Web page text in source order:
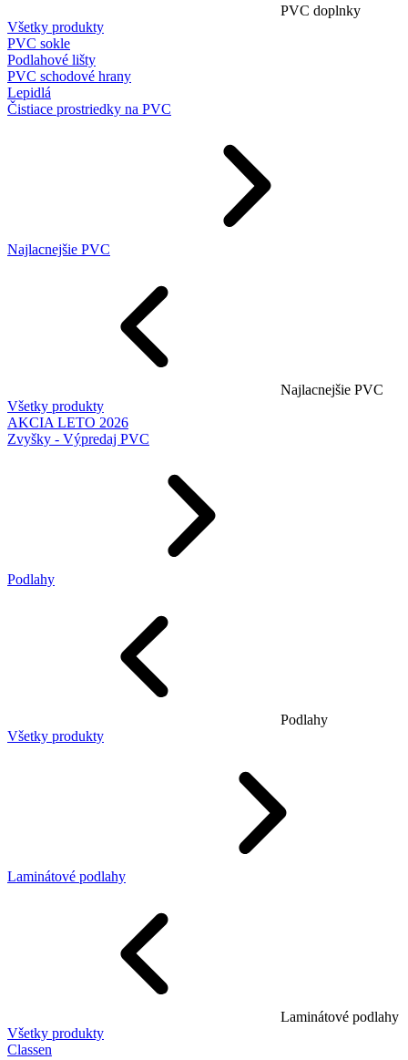
PVC doplnky
Všetky produkty
PVC sokle
Podlahové lišty
PVC schodové hrany
Lepidlá
Čistiace prostriedky na PVC
Najlacnejšie PVC
Najlacnejšie PVC
Všetky produkty
AKCIA LETO 2026
Zvyšky - Výpredaj PVC
Podlahy
Podlahy
Všetky produkty
Laminátové podlahy
Laminátové podlahy
Všetky produkty
Classen